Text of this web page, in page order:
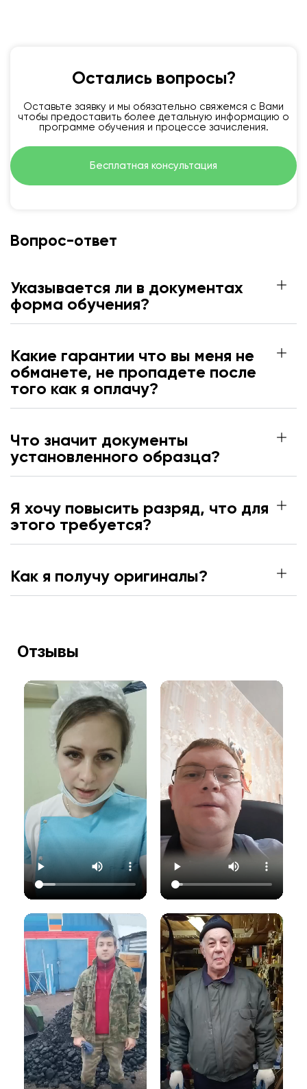
Остались вопросы?
Оставьте заявку и мы обязательно свяжемся с Вами
чтобы предоставить более детальную информацию о
программе обучения и процессе зачисления.
Бесплатная консультация
Вопрос-ответ
Указывается ли в документах
форма обучения?
Какие гарантии что вы меня не
обманете, не пропадете после
того как я оплачу?
Что значит документы
установленного образца?
Я хочу повысить разряд, что для
этого требуется?
Как я получу оригиналы?
Отзывы